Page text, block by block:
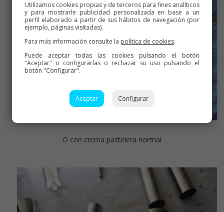
O con crema pastelera normal
Utilizamos cookies propias y de terceros para fines analíticos
y para mostrarle publicidad personalizada en base a un
perfil elaborado a partir de sus hábitos de navegación (por
ejemplo, páginas visitadas).
Para más información consulte la política de cookies.
Puede aceptar todas las cookies pulsando el botón
"Aceptar" o configurarlas o rechazar su uso pulsando el
botón "Configurar".
Aceptar Configurar